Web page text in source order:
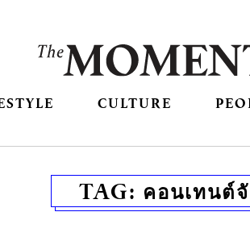
CULTURE
TAG: คอนเทนต์